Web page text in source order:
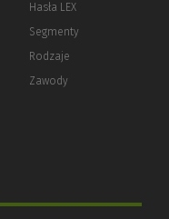
Hasła LEX
Segmenty
Rodzaje
Zawody